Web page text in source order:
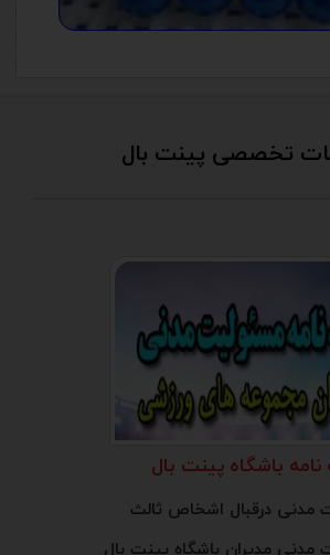
نامه باشگاه پینت بال
مدنی درقبال اشخاص ثالث
مدنی مدیران باشگاه پینت بال
تخصصی پینت بال